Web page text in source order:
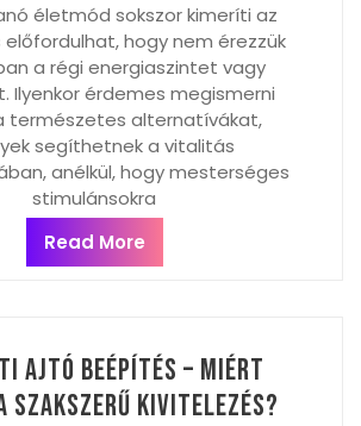
életmód sokszor kimeríti az
hogy nem érezzük
a régi energiaszintet vagy
Ilyenkor érdemes megismerni
természetes alternatívákat,
segíthetnek a vitalitás
anélkül, hogy mesterséges
stimulánsokra
Read More
ajtó beépítés – miért
szakszerű kivitelezés?